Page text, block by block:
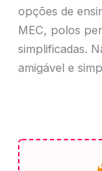
opções de
MEC, polos
simplificadas.
amigável e